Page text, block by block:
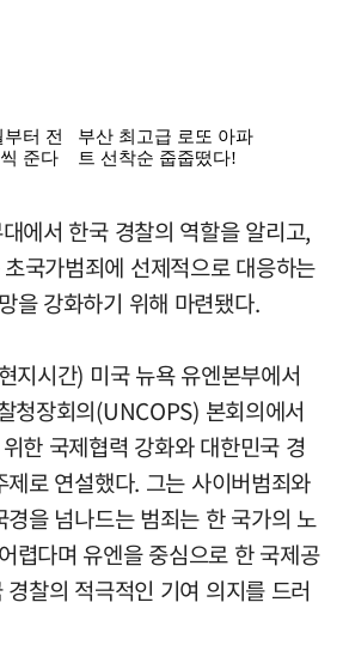
에서 한국 경찰의 역할을 알리고,
국가범죄에 선제적으로 대응하는
을 강화하기 위해 마련됐다.
지시간) 미국 뉴욕 유엔본부에서
청장회의(UNCOPS) 본회의에서
한 국제협력 강화와 대한민국 경
로 연설했다. 그는 사이버범죄와
을 넘나드는 범죄는 한 국가의 노
렵다며 유엔을 중심으로 한 국제공
찰의 적극적인 기여 의지를 드러